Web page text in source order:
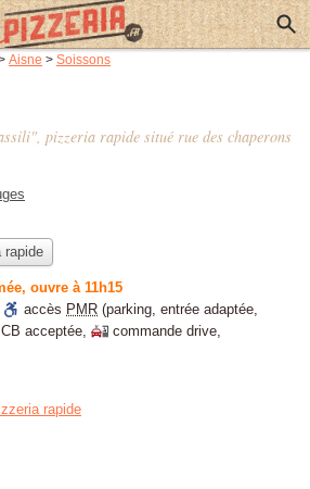
Aisne > Soissons
pizzeria rapide situé rue des chaperons
rapide
ouvre à 11h15
accès PMR (parking, entrée adaptée,
CB acceptée, commande drive,
rapide